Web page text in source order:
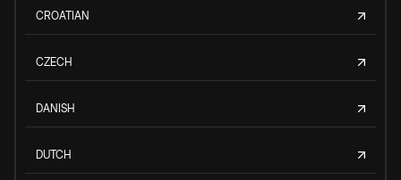
CROATIAN
CZECH
DANISH
DUTCH